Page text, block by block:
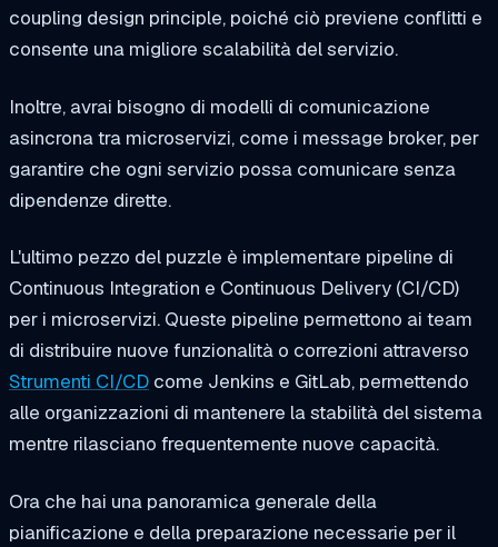
coupling design principle, poiché ciò previene conflitti e
consente una migliore scalabilità del servizio.
Inoltre, avrai bisogno di modelli di comunicazione
asincrona tra microservizi, come i message broker, per
garantire che ogni servizio possa comunicare senza
dipendenze dirette.
L'ultimo pezzo del puzzle è implementare pipeline di
Continuous Integration e Continuous Delivery (CI/CD)
per i microservizi. Queste pipeline permettono ai team
di distribuire nuove funzionalità o correzioni attraverso
Strumenti CI/CD come Jenkins e GitLab, permettendo
alle organizzazioni di mantenere la stabilità del sistema
mentre rilasciano frequentemente nuove capacità.
Ora che hai una panoramica generale della
pianificazione e della preparazione necessarie per il